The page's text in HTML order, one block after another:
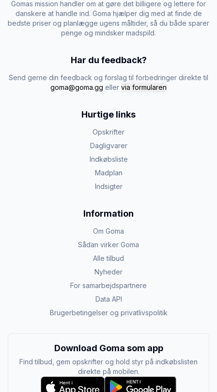
Gomas mission handler om at gøre det billigere og lettere for
danskere at handle ind. Goma hjælper dig med at finde de
bedste priser og planlægge ugens måltider, så du både sparer
penge og mindsker madspild.
Har du feedback?
Send gerne din feedback og forslag til forbedringer direkte til
goma@goma.gg eller via formularen
Hurtige links
Opskrifter
Dagligvarer
Indkøbsliste
Madplan
Indsigter
Information
Om Goma
Sådan virker Goma
Alle tilbud
Nyheder
For samarbejdspartnere
Data API
Brugerbetingelser og privatlivspolitik
Download Goma som app
Find tilbud, gem opskrifter og hold styr på indkøbslisten
direkte på mobilen.